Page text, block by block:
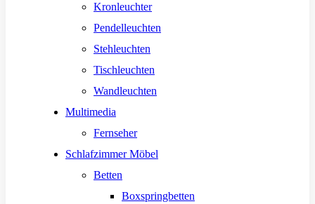
Kronleuchter
Pendelleuchten
Stehleuchten
Tischleuchten
Wandleuchten
Multimedia
Fernseher
Schlafzimmer Möbel
Betten
Boxspringbetten